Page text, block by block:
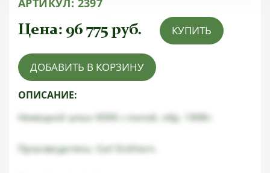
АРТИКУЛ: 2397
Цена: 96 775 руб. КУПИТЬ
ДОБАВИТЬ В КОРЗИНУ
ОПИСАНИЕ:
Немецкий штык KS98 с пилой, обр. 1898г.
Производитель: Carl Eickhorn.